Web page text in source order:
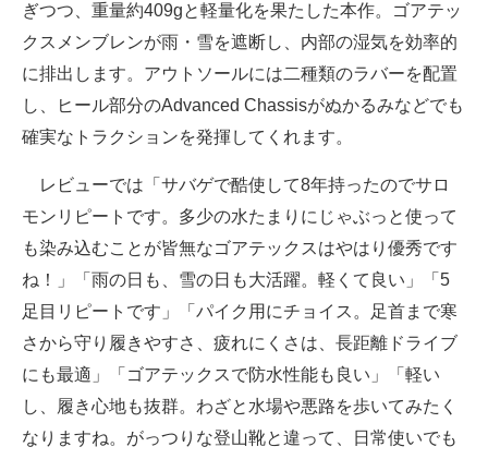
ぎつつ、重量約409gと軽量化を果たした本作。ゴアテッ
クスメンブレンが雨・雪を遮断し、内部の湿気を効率的
に排出します。アウトソールには二種類のラバーを配置
し、ヒール部分のAdvanced Chassisがぬかるみなどでも
確実なトラクションを発揮してくれます。
レビューでは「サバゲで酷使して8年持ったのでサロ
モンリピートです。多少の水たまりにじゃぶっと使って
も染み込むことが皆無なゴアテックスはやはり優秀です
ね！」「雨の日も、雪の日も大活躍。軽くて良い」「5
足目リピートです」「パイク用にチョイス。足首まで寒
さから守り履きやすさ、疲れにくさは、長距離ドライブ
にも最適」「ゴアテックスで防水性能も良い」「軽い
し、履き心地も抜群。わざと水場や悪路を歩いてみたく
なりますね。がっつりな登山靴と違って、日常使いでも